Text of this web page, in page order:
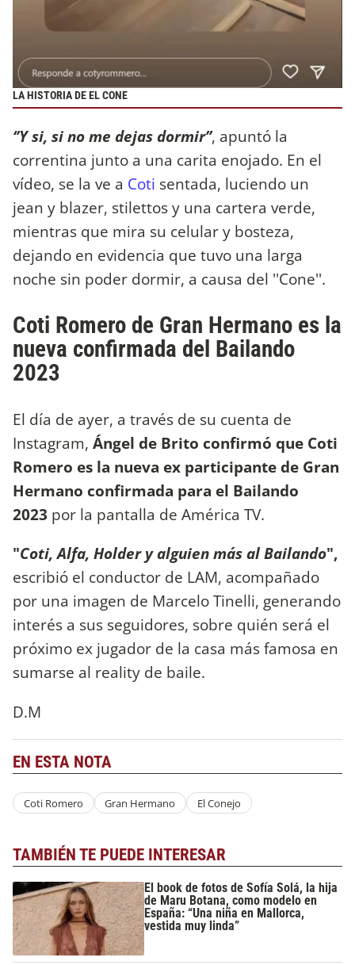
LA HISTORIA DE EL CONE
‘’Y si, si no me dejas dormir’’, apuntó la
correntina junto a una carita enojado. En el
vídeo, se la ve a Coti sentada, luciendo un
jean y blazer, stilettos y una cartera verde,
mientras que mira su celular y bosteza,
dejando en evidencia que tuvo una larga
noche sin poder dormir, a causa del ''Cone''.
Coti Romero de Gran Hermano es la
nueva confirmada del Bailando
2023
El día de ayer, a través de su cuenta de
Instagram, Ángel de Brito confirmó que Coti
Romero es la nueva ex participante de Gran
Hermano confirmada para el Bailando
2023 por la pantalla de América TV.
"Coti, Alfa, Holder y alguien más al Bailando",
escribió el conductor de LAM, acompañado
por una imagen de Marcelo Tinelli, generando
interés a sus seguidores, sobre quién será el
próximo ex jugador de la casa más famosa en
sumarse al reality de baile.
D.M
EN ESTA NOTA
Coti Romero Gran Hermano El Conejo
TAMBIÉN TE PUEDE INTERESAR
El book de fotos de Sofía Solá, la hija
de Maru Botana, como modelo en
España: “Una niña en Mallorca,
vestida muy linda”